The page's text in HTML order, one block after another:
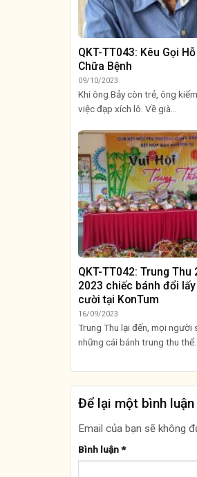
QKT-TT043: Kêu Gọi
Chữa Bệnh
09/10/2023
Khi ông Bảy còn trẻ, ông
việc đạp xích lô. Về già...
QKT-TT042: Trung Thu
2023 chiếc bánh đổi
cười tại KonTum
16/09/2023
Trung Thu lại đến, mọi người
những cái bánh trung thu
Để lại một bình luận
Email của bạn sẽ không
Bình luận*